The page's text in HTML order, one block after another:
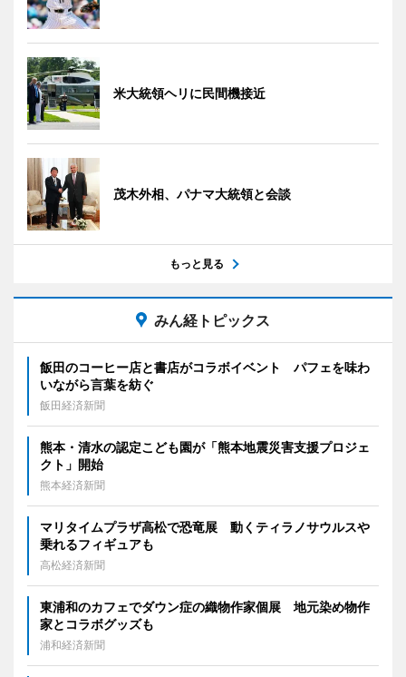
米大統領ヘリに民間機接近
茂木外相、パナマ大統領と会談
もっと見る
みん経トピックス
飯田のコーヒー店と書店がコラボイベント パフェを味わ
いながら言葉を紡ぐ
飯田経済新聞
熊本・清水の認定こども園が「熊本地震災害支援プロジェ
クト」開始
熊本経済新聞
マリタイムプラザ高松で恐竜展 動くティラノサウルスや
乗れるフィギュアも
高松経済新聞
東浦和のカフェでダウン症の織物作家個展 地元染め物作
家とコラボグッズも
浦和経済新聞